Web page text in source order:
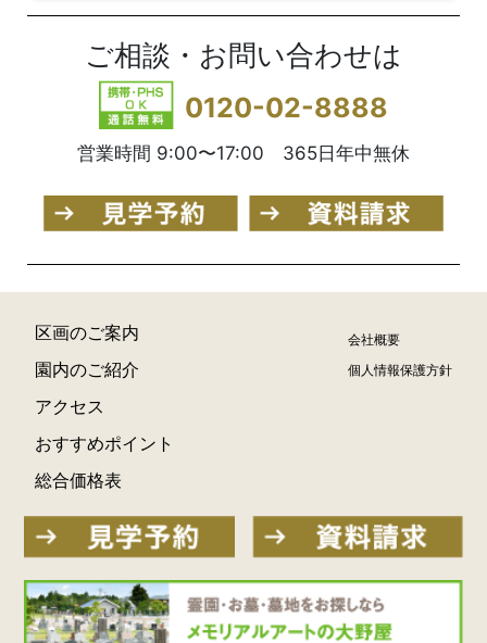
ご相談・お問い合わせは
0120-02-8888
営業時間 9:00〜17:00 365日年中無休
区画のご案内
園内のご紹介
アクセス
おすすめポイント
総合価格表
会社概要
個人情報保護方針